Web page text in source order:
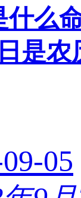
什么
是农
05